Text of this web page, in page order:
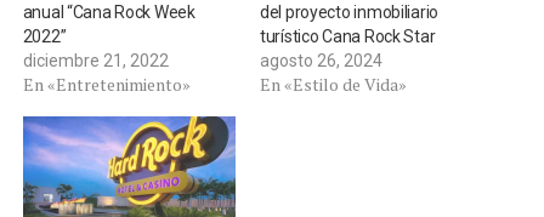
anual “Cana Rock Week
2022”
diciembre 21, 2022
En «Entretenimiento»
del proyecto inmobiliario
turístico Cana Rock Star
agosto 26, 2024
En «Estilo de Vida»